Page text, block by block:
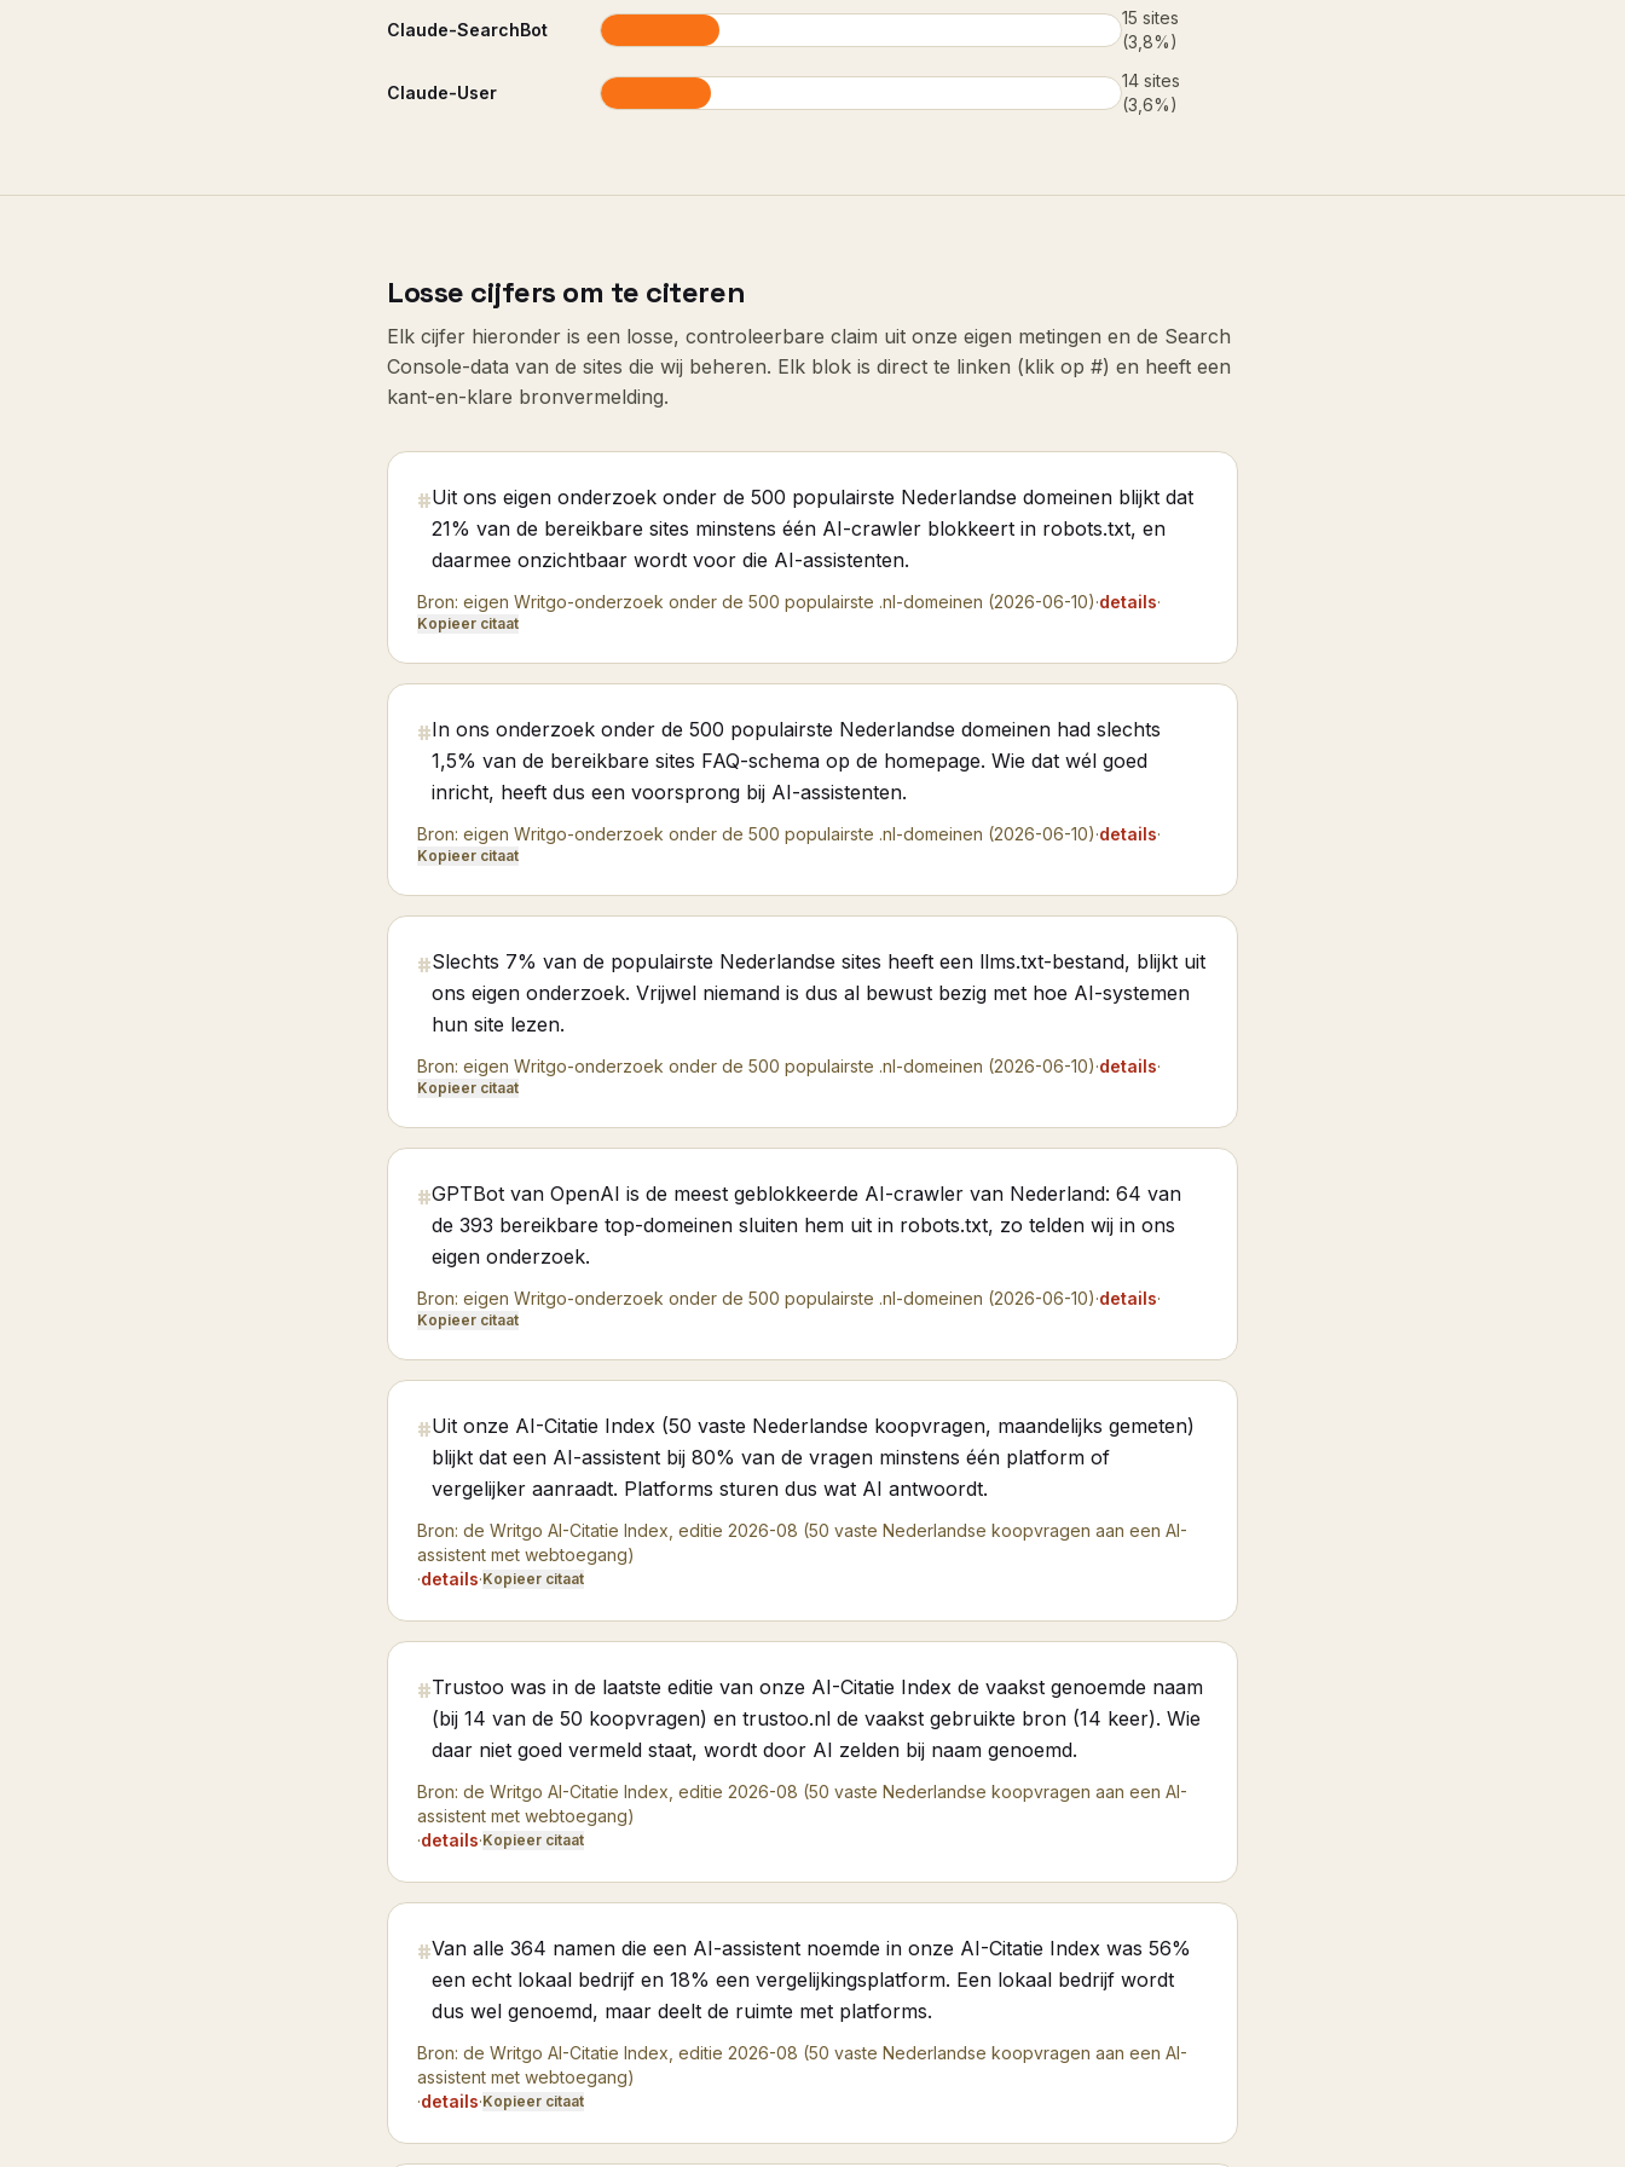
Claude-SearchBot
15 sites
(3,8%)
Claude-User
14 sites
(3,6%)
Losse cijfers om te citeren
Elk cijfer hieronder is een losse, controleerbare claim uit onze eigen metingen en de Search
Console-data van de sites die wij beheren. Elk blok is direct te linken (klik op #) en heeft een
kant-en-klare bronvermelding.
#Uit ons eigen onderzoek onder de 500 populairste Nederlandse domeinen blijkt dat
21% van de bereikbare sites minstens één AI-crawler blokkeert in robots.txt, en
daarmee onzichtbaar wordt voor die AI-assistenten.
Bron: eigen Writgo-onderzoek onder de 500 populairste .nl-domeinen (2026-06-10)·details·
Kopieer citaat
#In ons onderzoek onder de 500 populairste Nederlandse domeinen had slechts
1,5% van de bereikbare sites FAQ-schema op de homepage. Wie dat wél goed
inricht, heeft dus een voorsprong bij AI-assistenten.
Bron: eigen Writgo-onderzoek onder de 500 populairste .nl-domeinen (2026-06-10)·details·
Kopieer citaat
#Slechts 7% van de populairste Nederlandse sites heeft een llms.txt-bestand, blijkt uit
ons eigen onderzoek. Vrijwel niemand is dus al bewust bezig met hoe AI-systemen
hun site lezen.
Bron: eigen Writgo-onderzoek onder de 500 populairste .nl-domeinen (2026-06-10)·details·
Kopieer citaat
#GPTBot van OpenAI is de meest geblokkeerde AI-crawler van Nederland: 64 van
de 393 bereikbare top-domeinen sluiten hem uit in robots.txt, zo telden wij in ons
eigen onderzoek.
Bron: eigen Writgo-onderzoek onder de 500 populairste .nl-domeinen (2026-06-10)·details·
Kopieer citaat
#Uit onze AI-Citatie Index (50 vaste Nederlandse koopvragen, maandelijks gemeten)
blijkt dat een AI-assistent bij 80% van de vragen minstens één platform of
vergelijker aanraadt. Platforms sturen dus wat AI antwoordt.
Bron: de Writgo AI-Citatie Index, editie 2026-08 (50 vaste Nederlandse koopvragen aan een AI-
assistent met webtoegang)
·details·Kopieer citaat
#Trustoo was in de laatste editie van onze AI-Citatie Index de vaakst genoemde naam
(bij 14 van de 50 koopvragen) en trustoo.nl de vaakst gebruikte bron (14 keer). Wie
daar niet goed vermeld staat, wordt door AI zelden bij naam genoemd.
Bron: de Writgo AI-Citatie Index, editie 2026-08 (50 vaste Nederlandse koopvragen aan een AI-
assistent met webtoegang)
·details·Kopieer citaat
#Van alle 364 namen die een AI-assistent noemde in onze AI-Citatie Index was 56%
een echt lokaal bedrijf en 18% een vergelijkingsplatform. Een lokaal bedrijf wordt
dus wel genoemd, maar deelt de ruimte met platforms.
Bron: de Writgo AI-Citatie Index, editie 2026-08 (50 vaste Nederlandse koopvragen aan een AI-
assistent met webtoegang)
·details·Kopieer citaat